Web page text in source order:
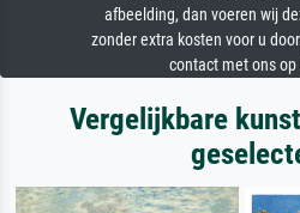
afbeelding, dan voeren wij
zonder extra kosten voor u
contact met ons
Vergelijkbare